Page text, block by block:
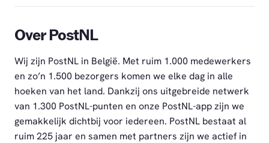
Over PostNL
Wij zijn PostNL in België. Met ruim 1.000 medewerkers
en zo’n 1.500 bezorgers komen we elke dag in alle
hoeken van het land. Dankzij ons uitgebreide netwerk
van 1.300 PostNL-punten en onze PostNL-app zijn we
gemakkelijk dichtbij voor iedereen. PostNL bestaat al
ruim 225 jaar en samen met partners zijn we actief in